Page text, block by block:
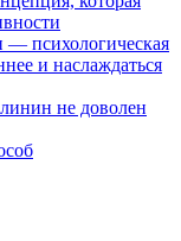
— психологическая
и наслаждаться
не доволен